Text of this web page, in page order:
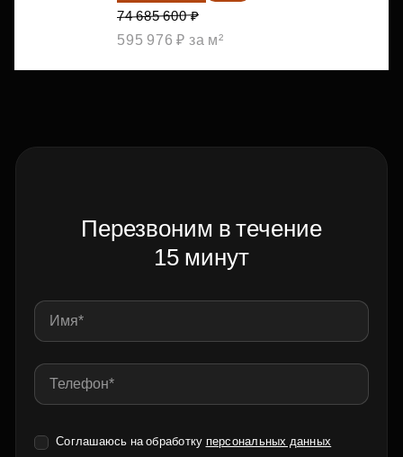
74 685 600 ₽
595 976 ₽ за м²
Перезвоним в течение
15 минут
Соглашаюсь на обработку персональных данных